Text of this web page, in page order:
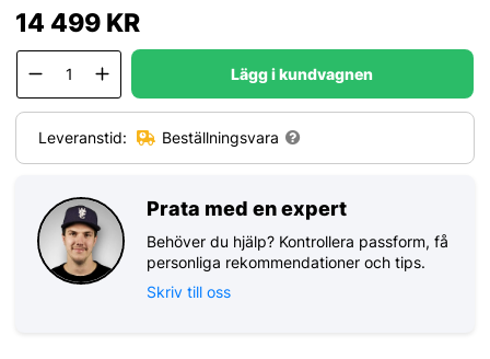
14 499KR
Lägg i kundvagnen
Leveranstid: Beställningsvara
Prata med en expert
Behöver du hjälp? Kontrollera passform, få
personliga rekommendationer och tips.
Skriv till oss